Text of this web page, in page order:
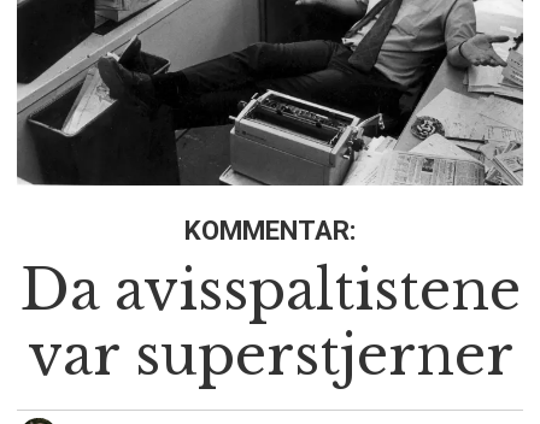
KOMMENTAR:
Da avisspaltistene
var superstjerner